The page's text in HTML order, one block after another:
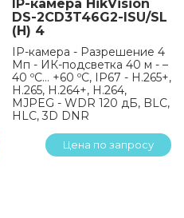
IP-камера HikVision
DS-2CD3T46G2-ISU/SL
(H) 4
IP-камера - Разрешение 4
Мп - ИК-подсветка 40 м - –
40 ºC… +60 ºC, IP67 - H.265+,
H.265, H.264+, H.264,
MJPEG - WDR 120 дБ, BLC,
HLC, 3D DNR
Цена по запросу